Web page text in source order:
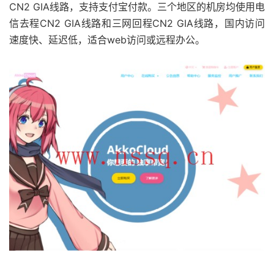
CN2 GIA线路，支持支付宝付款。三个地区的机房均使用电
信去程CN2 GIA线路和三网回程CN2 GIA线路，国内访问
速度快、延迟低，适合web访问或远程办公。